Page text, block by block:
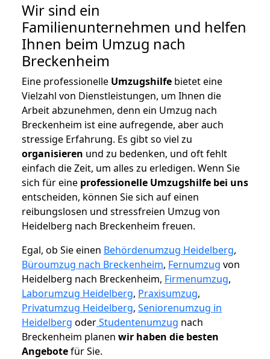
Wir sind ein
Familienunternehmen und helfen
Ihnen beim Umzug nach
Breckenheim
Eine professionelle Umzugshilfe bietet eine
Vielzahl von Dienstleistungen, um Ihnen die
Arbeit abzunehmen, denn ein Umzug nach
Breckenheim ist eine aufregende, aber auch
stressige Erfahrung. Es gibt so viel zu
organisieren und zu bedenken, und oft fehlt
einfach die Zeit, um alles zu erledigen. Wenn Sie
sich für eine professionelle Umzugshilfe bei uns
entscheiden, können Sie sich auf einen
reibungslosen und stressfreien Umzug von
Heidelberg nach Breckenheim freuen.
Egal, ob Sie einen Behördenumzug Heidelberg,
Büroumzug nach Breckenheim, Fernumzug von
Heidelberg nach Breckenheim, Firmenumzug,
Laborumzug Heidelberg, Praxisumzug,
Privatumzug Heidelberg, Seniorenumzug in
Heidelberg oderStudentenumzug nach
Breckenheim planen wir haben die besten
Angebotefür Sie.